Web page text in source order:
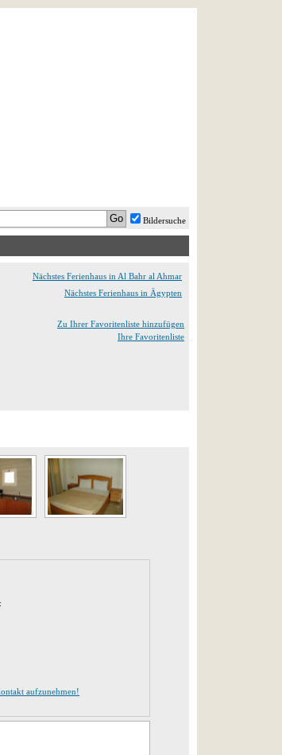
Bildersuche
Nächstes Ferienhaus in Al Bahr al Ahmar
Nächstes Ferienhaus in Ägypten
Zu Ihrer Favoritenliste hinzufügen
Ihre Favoritenliste
aufzunehmen!